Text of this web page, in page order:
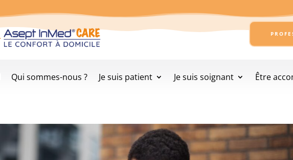
Qui sommes-nous ? Je suis patient Je suis soignant Être